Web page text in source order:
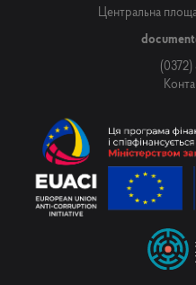
Центральна